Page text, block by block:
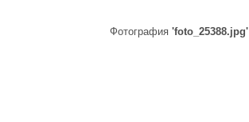
Фотография 'foto_25388.jpg'